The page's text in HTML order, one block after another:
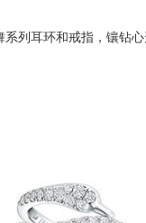
系列耳环和戒指，镶钻